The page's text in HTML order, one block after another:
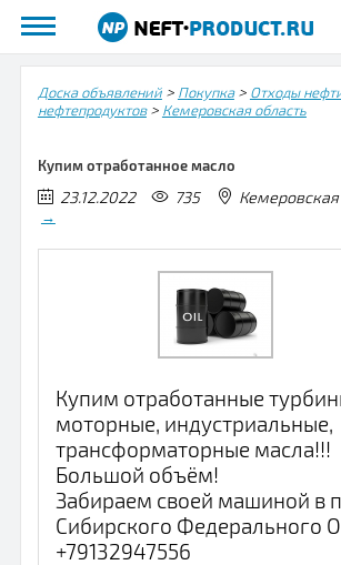
Доска объявлений> Покупка> Отходы
нефтепродуктов> Кемеровская область
Купим отработанное масло
23.12.2022 735
→
Купим отработанные
моторные, индустриальные,
трансформаторные масла!!!
Большой объём!
Забираем своей машиной в
Сибирского Федерального
+79132947556